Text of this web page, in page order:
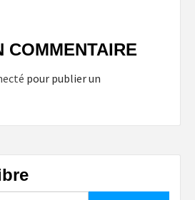
COMMENTAIRE
pour publier un